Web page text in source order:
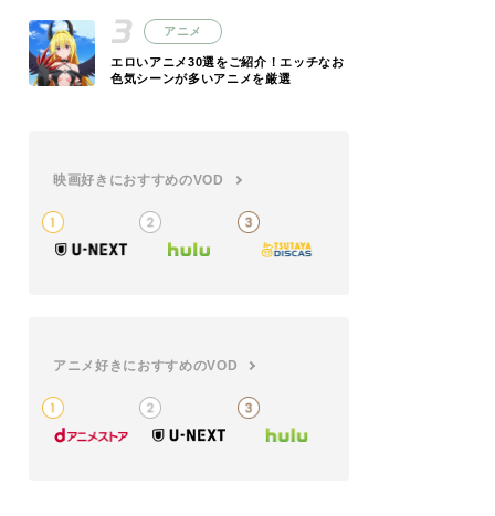
アニメ
エロいアニメ30選をご紹介！エッチなお
色気シーンが多いアニメを厳選
映画好きにおすすめのVOD
アニメ好きにおすすめのVOD